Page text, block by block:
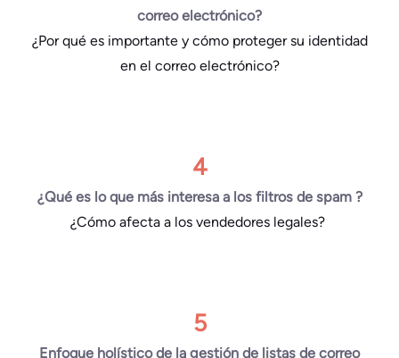
correo electrónico?
¿Por qué es importante y cómo proteger su identidad
en el correo electrónico?
4
¿Qué es lo que más interesa a los filtros de spam ?
¿Cómo afecta a los vendedores legales?
5
Enfoque holístico de la gestión de listas de correo